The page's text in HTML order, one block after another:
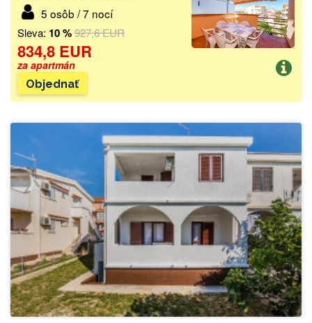
5 osôb / 7 nocí
Sleva: 10 %927,6 EUR
834,8 EUR
za apartmán
Objednať